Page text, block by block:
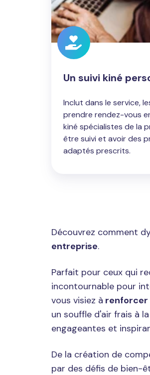
Un suivi kiné
Inclut dans le service,
prendre rendez-vous
kiné spécialistes de la
être suivi et avoir des
adaptés prescrits.
Découvrez comment
entreprise.
Parfait pour ceux qui
incontournable pour
vous visiez à renforcer
un souffle d'air frais à
engageantes et
De la création de
par des défis de bien-